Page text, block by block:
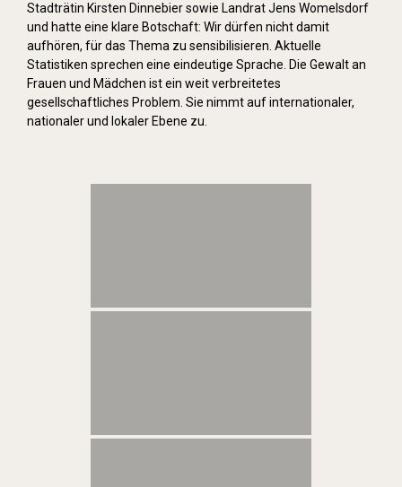
Stadträtin Kirsten Dinnebier sowie Landrat Jens Womelsdorf
und hatte eine klare Botschaft: Wir dürfen nicht damit
aufhören, für das Thema zu sensibilisieren. Aktuelle
Statistiken sprechen eine eindeutige Sprache. Die Gewalt an
Frauen und Mädchen ist ein weit verbreitetes
gesellschaftliches Problem. Sie nimmt auf internationaler,
nationaler und lokaler Ebene zu.